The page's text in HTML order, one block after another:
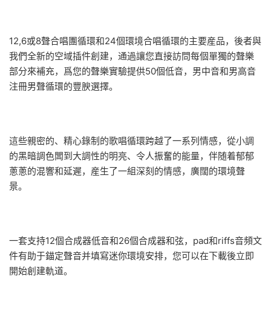
12,6或8聲合唱團循環和24個環境合唱循環的主要産品，後者與
我們全新的空域插件創建，通過讓您直接訪問每個單獨的聲樂
部分來補充，爲您的聲樂實驗提供50個低音，男中音和男高音
注冊男聲循環的豐腴選擇。
這些親密的、精心錄制的歌唱循環跨越了一系列情感，從小調
的黑暗調色闆到大調性的明亮、令人振奮的能量，伴随着郁郁
蔥蔥的混響和延遲，産生了一組深刻的情感，廣闊的環境聲
景。
一套支持12個合成器低音和26個合成器和弦，pad和riffs音頻文
件有助于錨定聲音并填寫迷你環境安排，您可以在下載後立即
開始創建軌道。